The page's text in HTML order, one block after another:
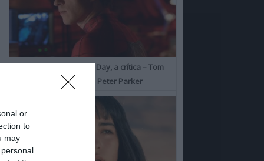
or
to
may
Spider-Man: Brand New Day, a crítica – Tom
Holland consolida o seu Peter Parker